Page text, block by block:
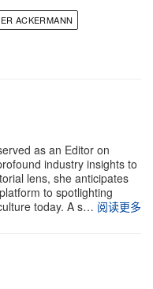
ACKERMANN
as an Editor on
industry insights to
lens, she anticipates
to spotlighting
today. A s… 阅读更多